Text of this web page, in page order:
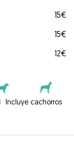
15€
15€
12€
Incluye cachorros